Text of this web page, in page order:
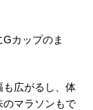
カップのま
も広がるし、体
マラソンもで